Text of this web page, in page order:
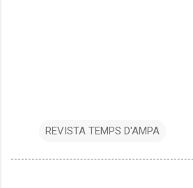
REVISTA TEMPS D'AMPA